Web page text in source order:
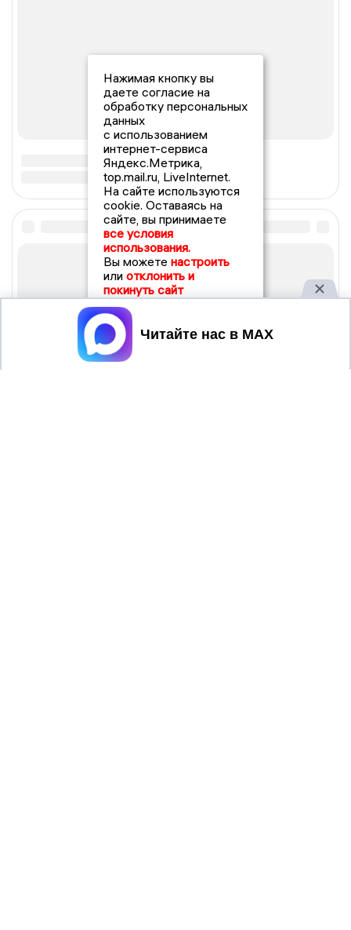
Нажимая кнопку вы
даете согласие на
обработку персональных
данных
с использованием
интернет-сервиса
Яндекс.Метрика,
top.mail.ru, LiveInternet.
На сайте используются
cookie. Оставаясь на
сайте, вы принимаете
все условия
использования.
Вы можете настроить
или отклонить и
покинуть сайт
Принять